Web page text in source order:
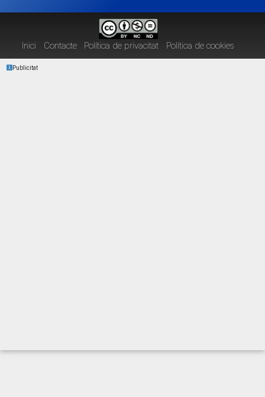
Inici Contacte Política de privacitat Política de cookies
Publicitat